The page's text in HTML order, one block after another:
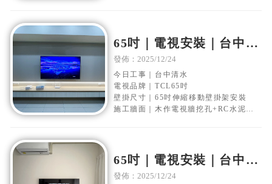
65吋｜電視安裝｜台中清
水｜水泥電視牆｜移動伸
縮壁掛架安裝
發佈：2025/12/24
今日工事｜台中清水
電視品牌｜TCL65吋
壁掛尺寸｜65吋伸縮移動壁掛架安裝
施工牆面｜木作電視牆挖孔+RC水泥牆
65吋｜電視安裝｜台中西
屯｜水泥電視牆｜移動伸
發佈：2025/12/24